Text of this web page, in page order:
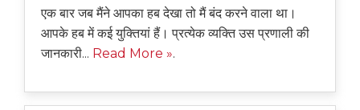
एक बार जब मैंने आपका हब देखा तो मैं बंद करने वाला था।
आपके हब में कई युक्तियां हैं। प्रत्येक व्यक्ति उस प्रणाली की
जानकारी... Read More ».